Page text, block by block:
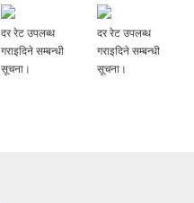
दर रेट उपलब्ध
गराइदिने सम्बन्धी
सूचना।
दर रेट उपलब्ध
गराइदिने सम्बन्धी
सूचना।